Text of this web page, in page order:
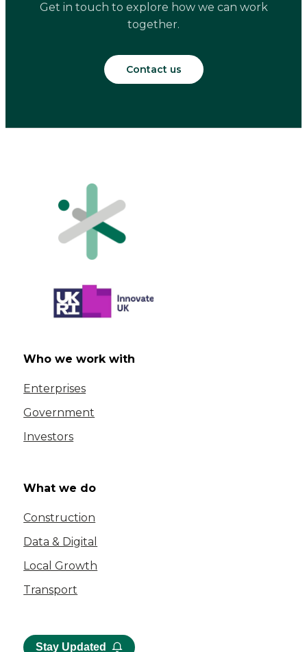
Get in touch to explore how we can work
together.
Contact us
Who we work with
Enterprises
Government
Investors
What we do
Construction
Data & Digital
Local Growth
Transport
Stay Updated